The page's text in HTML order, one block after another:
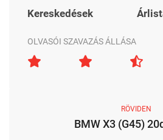
Kereskedések
OLVASÓI SZAVAZÁS ÁLLÁSA
RÖVIDEN
BMW X3 (G45)